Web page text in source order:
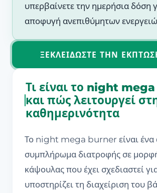
υπερβαίνετε την ημερήσια δόση
αποφυγή ανεπιθύμητων
ΞΕΚΛΕΙΔΏΣΤΕ ΤΗΝ
Τι είναι το night
και πώς λειτουργεί
καθημερινότητα
Το night mega burner είναι ένα
συμπλήρωμα διατροφής σε
κάψουλας που έχει σχεδιαστεί
υποστηρίζει τη διαχείριση του